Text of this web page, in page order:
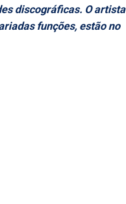
discográficas. O artista
funções, estão no